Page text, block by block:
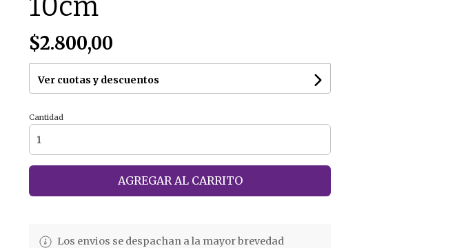
10cm
$2.800,00
Ver cuotas y descuentos
Cantidad
AGREGAR AL CARRITO
Los envios se despachan a la mayor brevedad